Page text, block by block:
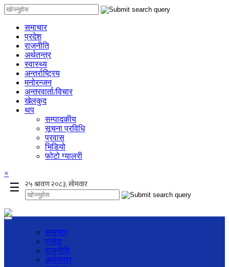
समाचार
प्रदेश
राजनीति
अर्थतन्त्र
स्वास्थ्य
अन्तर्राष्ट्रिय
मनोरन्जन
अन्तरवार्ता/विचार
खेलकुद
थप
सम्पादकीय
सूचना प्रविधि
प्रवास
भिडियो
फोटो ग्यालरी
×
☰
समाचार
प्रदेश
राजनीति
अर्थतन्त्र